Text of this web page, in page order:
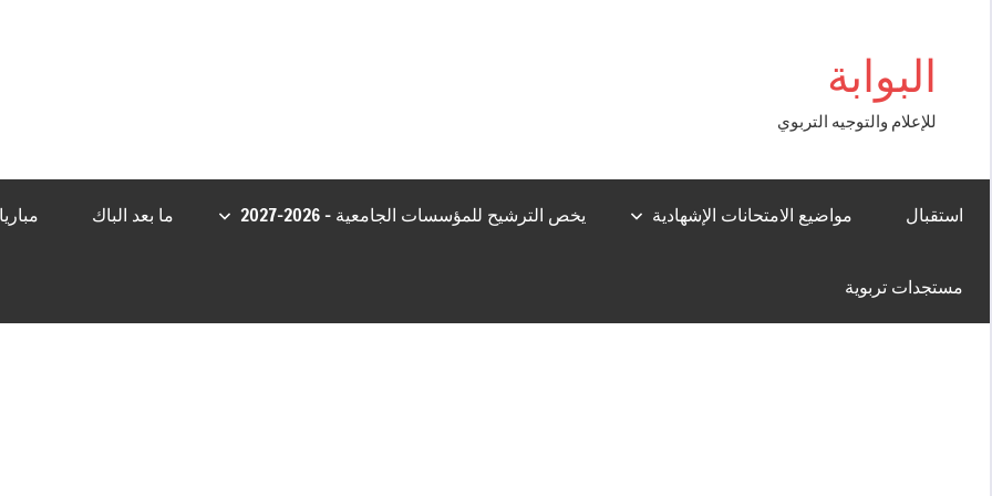
البوابة
للإعلام والتوجيه التربوي
استقبال مواضيع الامتحانات الإشهادية يخص الترشيح للمؤسسات الجامعية – 2026-2027 ما بعد الباك
مستجدات تربوية